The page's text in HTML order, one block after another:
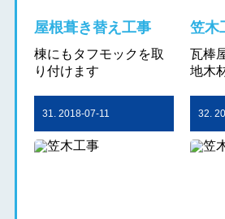
屋根葺き替え工事
棟にもタフモックを取
り付けます
笠木
瓦棒
地木
31. 2018-07-11 32.